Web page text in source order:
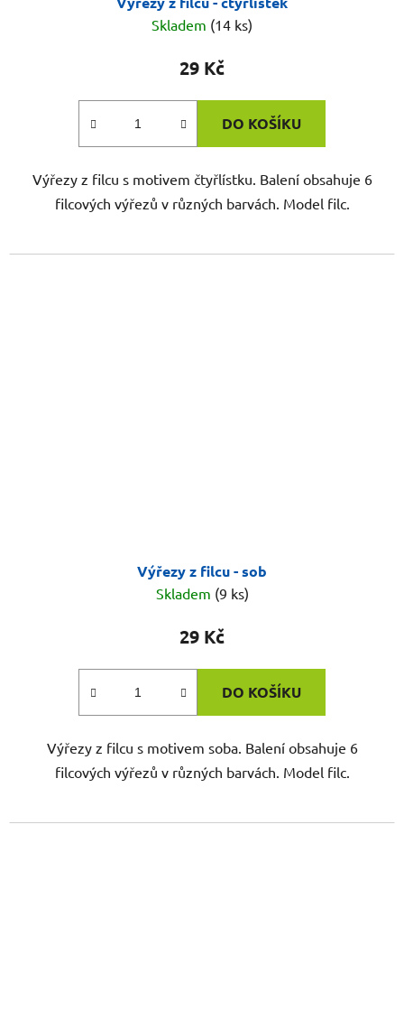
Skladem (14 ks)
29 Kč
DO KOŠÍKU
Výřezy z filcu s motivem čtyřlístku. Balení obsahuje 6
filcových výřezů v různých barvách. Model filc.
Výřezy z filcu - sob
Skladem (9 ks)
29 Kč
DO KOŠÍKU
Výřezy z filcu s motivem soba. Balení obsahuje 6
filcových výřezů v různých barvách. Model filc.